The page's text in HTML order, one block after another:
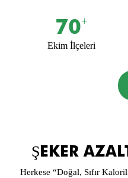
70+
Ekim İlçeleri
ŞEKER
Herkese “Doğal, Sıfır